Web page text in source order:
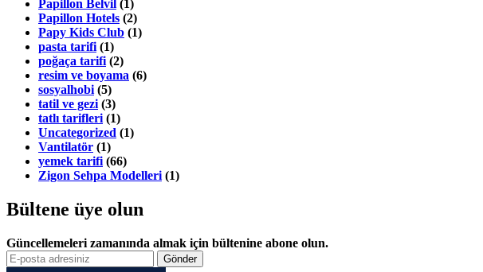
Papillon Belvil (1)
Papillon Hotels (2)
Papy Kids Club (1)
pasta tarifi (1)
poğaça tarifi (2)
resim ve boyama (6)
sosyalhobi (5)
tatil ve gezi (3)
tatlı tarifleri (1)
Uncategorized (1)
Vantilatör (1)
yemek tarifi (66)
Zigon Sehpa Modelleri (1)
Bültene üye olun
Güncellemeleri zamanında almak için bültenine abone olun.